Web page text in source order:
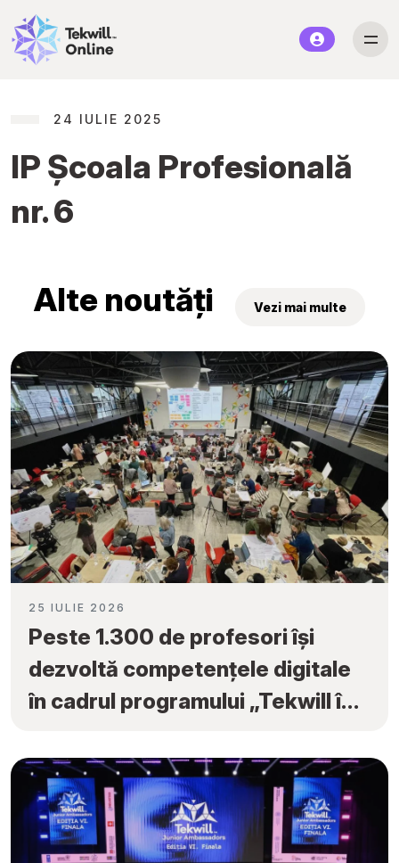
24 IULIE 2025
IP Școala Profesională
nr. 6
Alte noutăți Vezi mai multe
25 IULIE 2026
Peste 1.300 de profesori își
dezvoltă competențele digitale
în cadrul programului „Tekwill în